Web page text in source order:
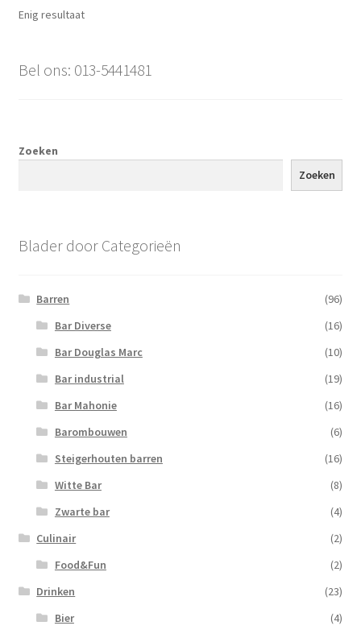
Enig resultaat
Bel ons: 013-5441481
Zoeken
Zoeken
Blader door Categorieën
Barren
(96)
Bar Diverse
(16)
Bar Douglas Marc
(10)
Bar industrial
(19)
Bar Mahonie
(16)
Barombouwen
(6)
Steigerhouten barren
(16)
Witte Bar
(8)
Zwarte bar
(4)
Culinair
(2)
Food&Fun
(2)
Drinken
(23)
Bier
(4)